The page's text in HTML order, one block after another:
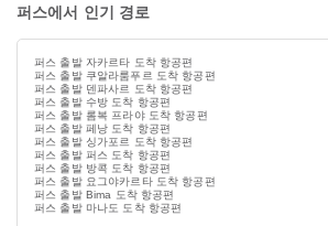
퍼스에서 인기 경로
퍼스 출발 자카르타 도착 항공편
퍼스 출발 쿠알라룸푸르 도착 항공편
퍼스 출발 덴파사르 도착 항공편
퍼스 출발 수방 도착 항공편
퍼스 출발 롬복 프라야 도착 항공편
퍼스 출발 페낭 도착 항공편
퍼스 출발 싱가포르 도착 항공편
퍼스 출발 퍼스 도착 항공편
퍼스 출발 방콕 도착 항공편
퍼스 출발 요그야카르타 도착 항공편
퍼스 출발 Bima 도착 항공편
퍼스 출발 마나도 도착 항공편